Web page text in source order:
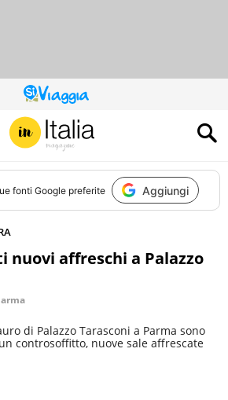
QUESTO
SITO
CONTRIBUISCE
ALL’AUDIENCE
DI
fonti Google preferite Aggiungi
nuovi affreschi a Palazzo
di Palazzo Tarasconi a Parma sono
controsoffitto, nuove sale affrescate